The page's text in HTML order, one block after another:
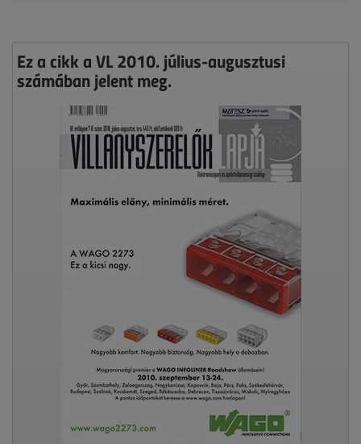
Ez a cikk a VL 2010. július-augusztusi
számában jelent meg.